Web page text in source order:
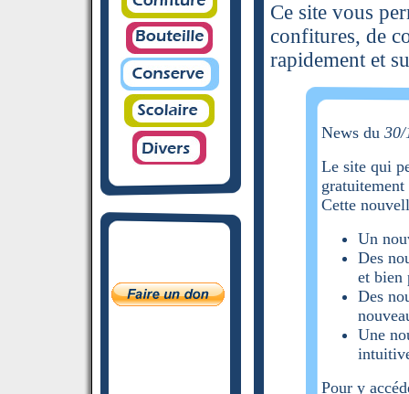
Ce site vous
confitures, de
rapidement et
News du 30/
Le site qui
Cette
Un
Des
et bien
Des
Une
Pour y